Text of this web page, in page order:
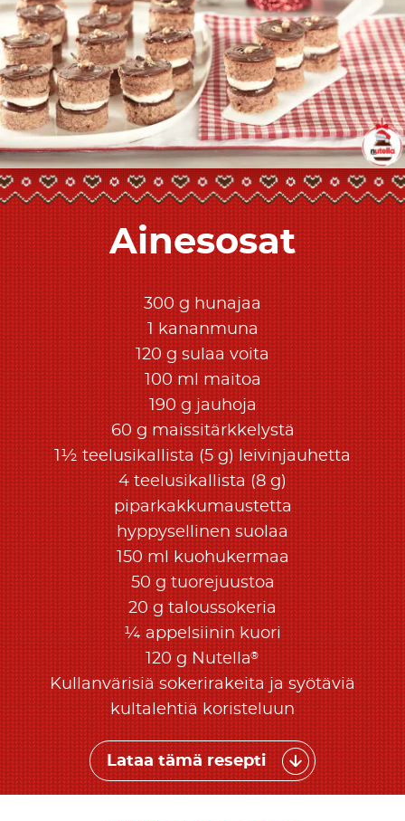
Ainesosat
300 g hunajaa
1 kananmuna
120 g sulaa voita
100 ml maitoa
190 g jauhoja
60 g maissitärkkelystä
1½ teelusikallista (5 g) leivinjauhetta
4 teelusikallista (8 g)
piparkakkumaustetta
hyppysellinen suolaa
150 ml kuohukermaa
50 g tuorejuustoa
20 g taloussokeria
¼ appelsiinin kuori
120 g Nutella®
Kullanvärisiä sokerirakeita ja syötäviä
kultalehtiä koristeluun
Lataa tämä resepti